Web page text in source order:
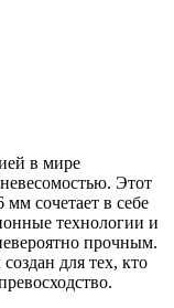
в мире
Этот
сочетает в себе
технологии и
прочным.
для тех, кто